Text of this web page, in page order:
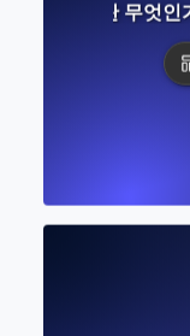
경험적 증거란 무엇인